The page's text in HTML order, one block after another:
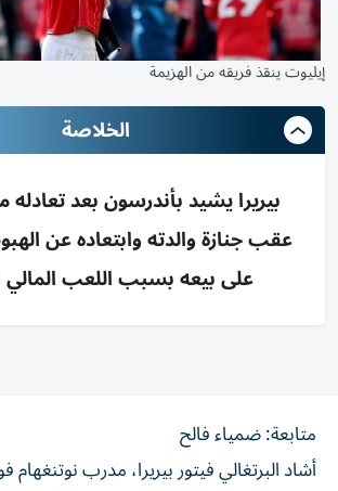
إيليوت ينقذ فريقه من الهزيمة
الخلاصة
بيريرا يشيد بأندرسون بعد
عقب جنازة والدته وابتعاده عن
على بيعه بسبب اللعب
متابعة: ضمياء فالح
أشاد البرتغالي فيتور بيريرا، مدرب